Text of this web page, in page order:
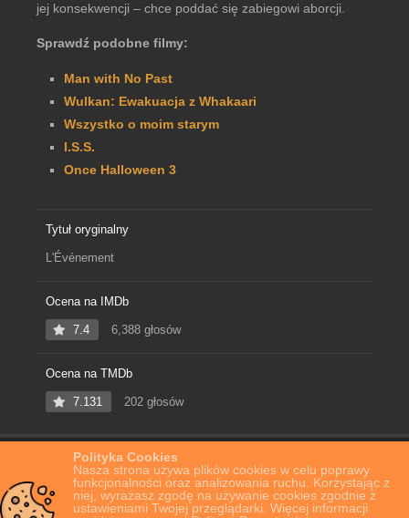
Polityka Cookies
Nasza strona używa plików cookies w celu poprawy
funkcjonalności oraz analizowania ruchu. Korzystając z
niej, wyrażasz zgodę na używanie cookies zgodnie z
ustawieniami Twojej przeglądarki. Więcej informacji
jej konsekwencji – chce poddać się zabiegowi aborcji.
Sprawdź podobne filmy:
Man with No Past
Wulkan: Ewakuacja z Whakaari
Wszystko o moim starym
I.S.S.
Once Halloween 3
Tytuł oryginalny
L'Événement
Ocena na IMDb
7.4 6,388 głosów
Ocena na TMDb
7.131 202 głosów
Film Online Zdarzyło się